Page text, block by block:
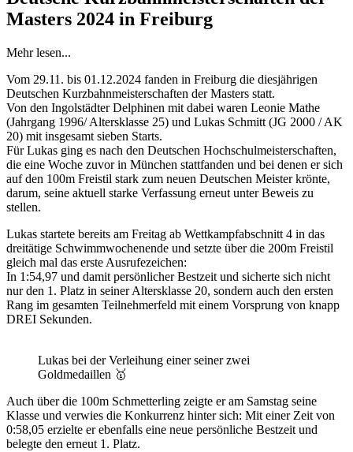
Masters 2024 in Freiburg
Mehr lesen...
Vom 29.11. bis 01.12.2024 fanden in Freiburg die diesjährigen
Deutschen Kurzbahnmeisterschaften der Masters statt.
Von den Ingolstädter Delphinen mit dabei waren Leonie Mathe
(Jahrgang 1996/ Altersklasse 25) und Lukas Schmitt (JG 2000 / AK
20) mit insgesamt sieben Starts.
Für Lukas ging es nach den Deutschen Hochschulmeisterschaften,
die eine Woche zuvor in München stattfanden und bei denen er sich
auf den 100m Freistil stark zum neuen Deutschen Meister krönte,
darum, seine aktuell starke Verfassung erneut unter Beweis zu
stellen.
Lukas startete bereits am Freitag ab Wettkampfabschnitt 4 in das
dreitätige Schwimmwochenende und setzte über die 200m Freistil
gleich mal das erste Ausrufezeichen:
In 1:54,97 und damit persönlicher Bestzeit und sicherte sich nicht
nur den 1. Platz in seiner Altersklasse 20, sondern auch den ersten
Rang im gesamten Teilnehmerfeld mit einem Vorsprung von knapp
DREI Sekunden.
Lukas bei der Verleihung einer seiner zwei
Goldmedaillen 🥇
Auch über die 100m Schmetterling zeigte er am Samstag seine
Klasse und verwies die Konkurrenz hinter sich: Mit einer Zeit von
0:58,05 erzielte er ebenfalls eine neue persönliche Bestzeit und
belegte den erneut 1. Platz.